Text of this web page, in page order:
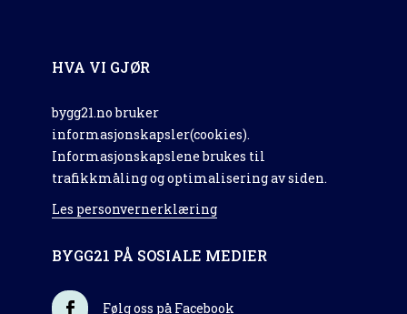
HVA VI GJØR
bygg21.no bruker
informasjonskapsler(cookies).
Informasjonskapslene brukes til
trafikkmåling og optimalisering av siden.
Les personvernerklæring
BYGG21 PÅ SOSIALE MEDIER
Følg oss på Facebook